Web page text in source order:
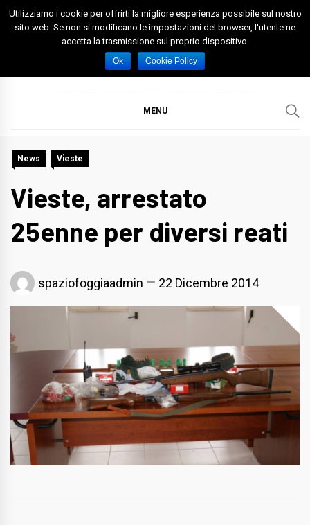
Skip
Spazio Foggia
Foggia News Calcio Eventi e Attività nella Capitanata
MENU
News Vieste
Vieste, arrestato
25enne per diversi reati
spaziofoggiaadmin 22 Dicembre 2014
Utilizziamo i cookie per offrirti la migliore esperienza possibile sul nostro
sito web. Se non si modificano le impostazioni del browser, l'utente ne
accetta la trasmissione sul proprio dispositivo.
Ok Cookie Policy